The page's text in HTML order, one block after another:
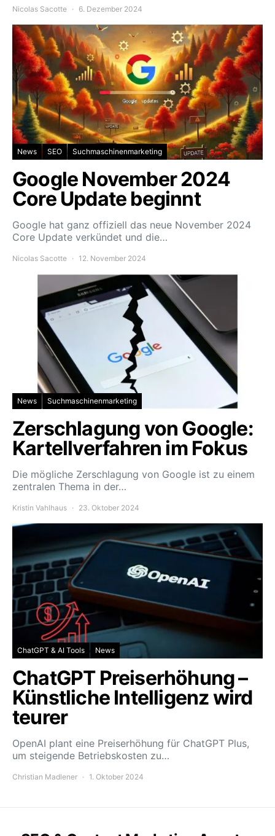
Nicolas Sacotte 6. Dezember 2024
News SEO Suchmaschinenmarketing
Google November 2024
Core Update beginnt
Google hat ganz offiziell das neue November 2024
Core Update verkündet und die…
Nicolas Sacotte 12. November 2024
News Suchmaschinenmarketing
Zerschlagung von Google:
Kartellverfahren im Fokus
Die mögliche Zerschlagung von Google ist zu einem
zentralen Thema in der…
Kristin Vahlhaus 23. Oktober 2024
ChatGPT & AI Tools News
ChatGPT Preiserhöhung –
Künstliche Intelligenz wird
teurer
OpenAI plant eine Preiserhöhung für ChatGPT Plus,
um steigende Betriebskosten zu…
Christian Madlener 1. Oktober 2024